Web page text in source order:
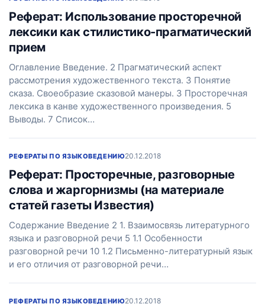
Реферат: Использование просторечной
лексики как стилистико-прагматический
прием
Оглавление Введение. 2 Прагматический аспект
рассмотрения художественного текста. 3 Понятие
сказа. Своеобразие сказовой манеры. 3 Просторечная
лексика в канве художественного произведения. 5
Выводы. 7 Список…
РЕФЕРАТЫ ПО ЯЗЫКОВЕДЕНИЮ20.12.2018
Реферат: Просторечные, разговорные
слова и жаргорнизмы (на материале
статей газеты Известия)
Содержание Введение 2 1. Взаимосвязь литературного
языка и разговорной речи 5 1.1 Особенности
разговорной речи 10 1.2 Письменно-литературный язык
и его отличия от разговорной речи…
РЕФЕРАТЫ ПО ЯЗЫКОВЕДЕНИЮ20.12.2018